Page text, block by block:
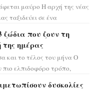
μαύρο Η αρχή της νέας
ταξιδεύει σε ένα
που ζουν τη
ημέρας
και το τέλος του μήνα Ο
πιο ελπιδοφόρο τρόπο,
δυσκολίες